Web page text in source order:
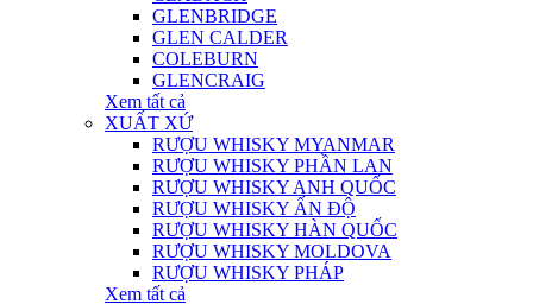
GLENBRIDGE
GLEN CALDER
COLEBURN
GLENCRAIG
Xem tất cả
XUẤT XỨ
RƯỢU WHISKY MYANMAR
RƯỢU WHISKY PHẦN LAN
RƯỢU WHISKY ANH QUỐC
RƯỢU WHISKY ẤN ĐỘ
RƯỢU WHISKY HÀN QUỐC
RƯỢU WHISKY MOLDOVA
RƯỢU WHISKY PHÁP
Xem tất cả